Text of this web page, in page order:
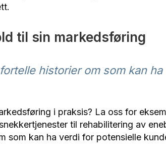
til sin markedsføring
historier om som kan
i praksis? La oss for
til rehabilitering av
som kan ha verdi for potensielle